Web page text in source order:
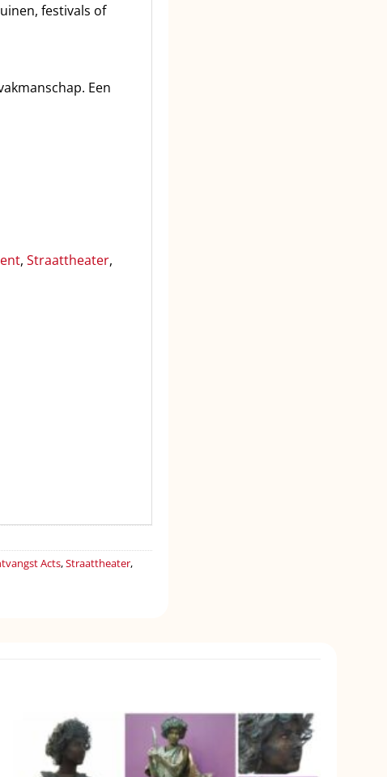
festivals of
Een
, Straattheater,
Acts,Straattheater,